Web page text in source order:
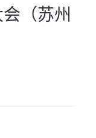
（苏州